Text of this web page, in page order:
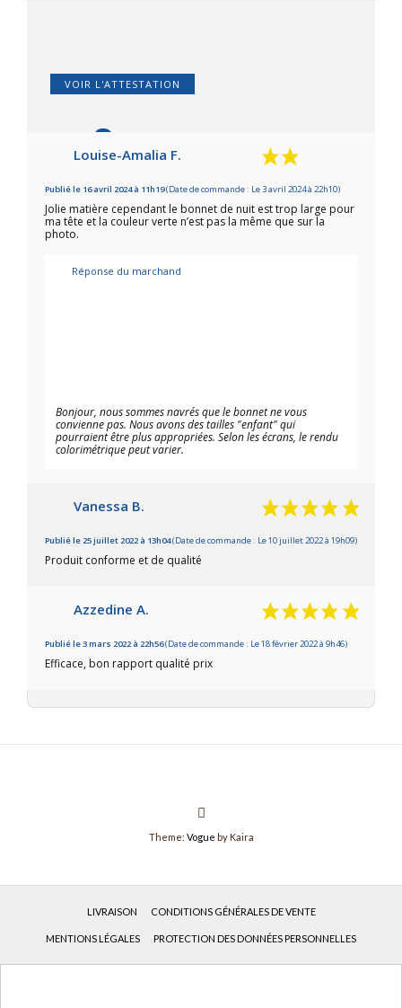
VOIR L'ATTESTATION
8/10
Basé sur 3 avis
Louise-Amalia F.
Publié le 16 avril 2024 à 11h19(Date de commande : Le 3 avril 2024 à 22h10)
Jolie matière cependant le bonnet de nuit est trop large pour
ma tête et la couleur verte n’est pas la même que sur la
photo.
Réponse du marchand
Bonjour, nous sommes navrés que le bonnet ne vous
convienne pas. Nous avons des tailles "enfant" qui
pourraient être plus appropriées. Selon les écrans, le rendu
colorimétrique peut varier.
Vanessa B.
Publié le 25 juillet 2022 à 13h04(Date de commande : Le 10 juillet 2022 à 19h09)
Produit conforme et de qualité
Azzedine A.
Publié le 3 mars 2022 à 22h56(Date de commande : Le 18 février 2022 à 9h46)
Efficace, bon rapport qualité prix
Theme: Vogue by Kaira
LIVRAISON CONDITIONS GÉNÉRALES DE VENTE
MENTIONS LÉGALES PROTECTION DES DONNÉES PERSONNELLES